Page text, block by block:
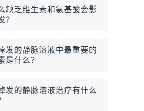
缺乏维生素和氨基酸会影
？
发的静脉溶液中最重要的
是什么？
发的静脉溶液治疗有什么